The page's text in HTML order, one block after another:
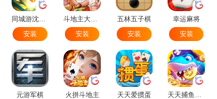
同城游沈阳麻将
安装
安装
五林五子棋
安装
幸运麻将
安装
元游军棋
火拼斗地主
天天爱掼蛋